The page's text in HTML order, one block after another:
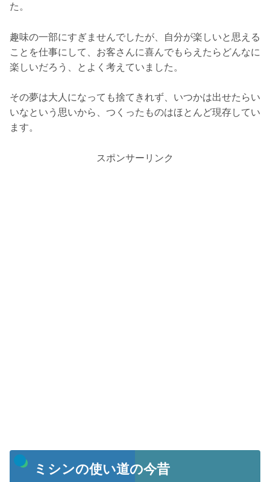
た。
趣味の一部にすぎませんでしたが、自分が楽しいと思える
ことを仕事にして、お客さんに喜んでもらえたらどんなに
楽しいだろう、とよく考えていました。
その夢は大人になっても捨てきれず、いつかは出せたらい
いなという思いから、つくったものはほとんど現存してい
ます。
スポンサーリンク
ミシンの使い道の今昔